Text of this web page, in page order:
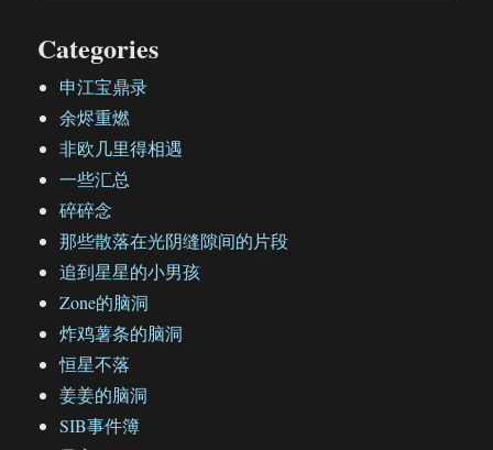
Categories
申江宝鼎录
余烬重燃
非欧几里得相遇
一些汇总
碎碎念
那些散落在光阴缝隙间的片段
追到星星的小男孩
Zone的脑洞
炸鸡薯条的脑洞
恒星不落
姜姜的脑洞
SIB事件簿